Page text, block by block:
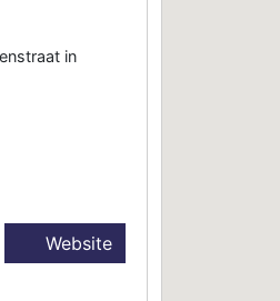
in
Website